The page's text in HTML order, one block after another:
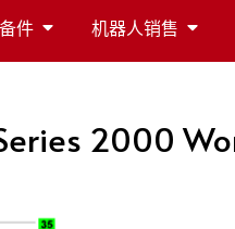
件 机器人销售
2000